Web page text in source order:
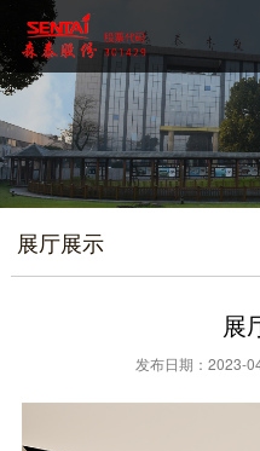
展厅展示
展
发布日期：2023-